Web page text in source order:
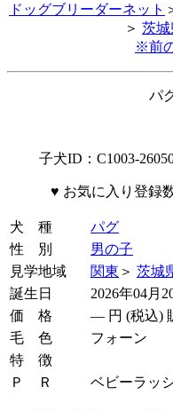
ドッグブリーダーネット
＞ 茨城
※前
パ
子犬ID：C1003-
♥ お気に入り登録
犬 種
パグ
性 別
男の子
見学地域
関東 ＞ 茨城
誕生日
2026年04月
価 格
― 円 (税込)
毛 色
フォーン
特 徴
Ｐ Ｒ
ベビーラッ